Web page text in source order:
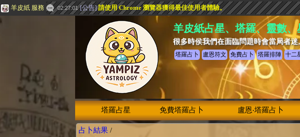
羊皮紙 服務 02:27:01 [公告]請使用 Chrome 瀏覽器獲得最佳使用者體驗。
羊皮紙占星、塔羅、靈數
很多時侯我們在面臨問題時會當局者
塔羅占卜 盧恩符文 免費占卜 塔羅排陣 十二
塔羅占星 免費塔羅占卜 盧恩‧塔羅占卜
占卜結果/